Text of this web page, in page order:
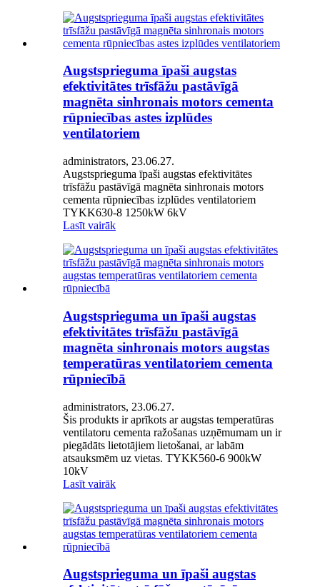
Augstsprieguma īpaši augstas
efektivitātes trīsfāžu pastāvīgā
magnēta sinhronais motors cementa
rūpniecības astes izplūdes
ventilatoriem
administrators, 23.06.27.
Augstsprieguma īpaši augstas efektivitātes
trīsfāžu pastāvīgā magnēta sinhronais motors
cementa rūpniecības izplūdes ventilatoriem
TYKK630-8 1250kW 6kV
Lasīt vairāk
Augstsprieguma un īpaši augstas
efektivitātes trīsfāžu pastāvīgā
magnēta sinhronais motors augstas
temperatūras ventilatoriem cementa
rūpniecībā
administrators, 23.06.27.
Šis produkts ir aprīkots ar augstas temperatūras
ventilatoru cementa ražošanas uzņēmumam un ir
piegādāts lietotājiem lietošanai, ar labām
atsauksmēm uz vietas. TYKK560-6 900kW
10kV
Lasīt vairāk
Augstsprieguma un īpaši augstas